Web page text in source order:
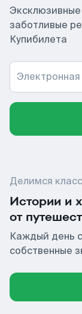
заботливые
Купибилета
Электронная
Делимся
Истории и
от
Каждый день
собственные